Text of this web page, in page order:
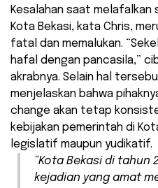
Kesalahan saat melafalkan
Kota Bekasi, kata Chris,
fatal dan memalukan.
hafal dengan pancasila,”
akrabnya. Selain hal
menjelaskan bahwa
change akan tetap
kebijakan pemerintah di
legislatif maupun yudikatif.
“Kota Bekasi di tahun
kejadian yang amat